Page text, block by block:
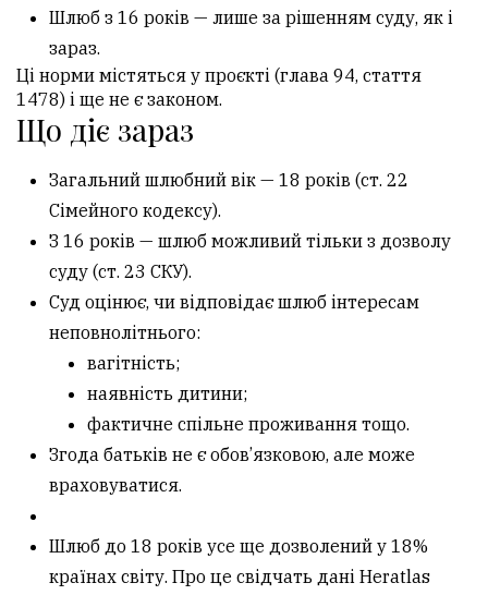
Шлюб з 16 років — лише за рішенням суду, як і
зараз.
Ці норми містяться у проєкті (глава 94, стаття
1478) і ще не є законом.
Що діє зараз
Загальний шлюбний вік — 18 років (ст. 22
Сімейного кодексу).
З 16 років — шлюб можливий тільки з дозволу
суду (ст. 23 СКУ).
Суд оцінює, чи відповідає шлюб інтересам
неповнолітнього:
вагітність;
наявність дитини;
фактичне спільне проживання тощо.
Згода батьків не є обов’язковою, але може
враховуватися.
Шлюб до 18 років усе ще дозволений у 18%
країнах світу. Про це свідчать дані Heratlas